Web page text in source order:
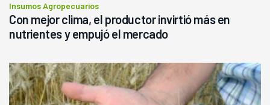
Insumos Agropecuarios
Con mejor clima, el productor invirtió más en
nutrientes y empujó el mercado